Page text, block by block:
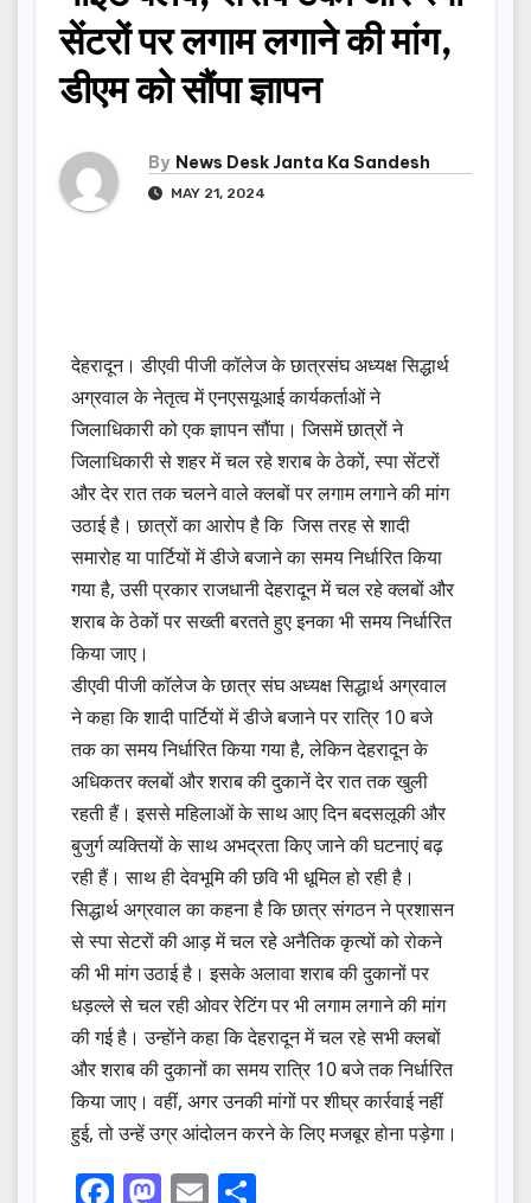
सेंटरों पर लगाम लगाने की मांग,
डीएम को सौंपा ज्ञापन
By News Desk Janta Ka Sandesh
MAY 21, 2024
देहरादून। डीएवी पीजी कॉलेज के छात्रसंघ अध्यक्ष सिद्धार्थ
अग्रवाल के नेतृत्व में एनएसयूआई कार्यकर्ताओं ने
जिलाधिकारी को एक ज्ञापन सौंपा। जिसमें छात्रों ने
जिलाधिकारी से शहर में चल रहे शराब के ठेकों, स्पा सेंटरों
और देर रात तक चलने वाले क्लबों पर लगाम लगाने की मांग
उठाई है। छात्रों का आरोप है कि जिस तरह से शादी
समारोह या पार्टियों में डीजे बजाने का समय निर्धारित किया
गया है, उसी प्रकार राजधानी देहरादून में चल रहे क्लबों और
शराब के ठेकों पर सख्ती बरतते हुए इनका भी समय निर्धारित
किया जाए।
डीएवी पीजी कॉलेज के छात्र संघ अध्यक्ष सिद्धार्थ अग्रवाल
ने कहा कि शादी पार्टियों में डीजे बजाने पर रात्रि 10 बजे
तक का समय निर्धारित किया गया है, लेकिन देहरादून के
अधिकतर क्लबों और शराब की दुकानें देर रात तक खुली
रहती हैं। इससे महिलाओं के साथ आए दिन बदसलूकी और
बुजुर्ग व्यक्तियों के साथ अभद्रता किए जाने की घटनाएं बढ़
रही हैं। साथ ही देवभूमि की छवि भी धूमिल हो रही है।
सिद्धार्थ अग्रवाल का कहना है कि छात्र संगठन ने प्रशासन
से स्पा सेटरों की आड़ में चल रहे अनैतिक कृत्यों को रोकने
की भी मांग उठाई है। इसके अलावा शराब की दुकानों पर
धड़ल्ले से चल रही ओवर रेटिंग पर भी लगाम लगाने की मांग
की गई है। उन्होंने कहा कि देहरादून में चल रहे सभी क्लबों
और शराब की दुकानों का समय रात्रि 10 बजे तक निर्धारित
किया जाए। वहीं, अगर उनकी मांगों पर शीघ्र कार्रवाई नहीं
हुई, तो उन्हें उग्र आंदोलन करने के लिए मजबूर होना पड़ेगा।
F
M
E